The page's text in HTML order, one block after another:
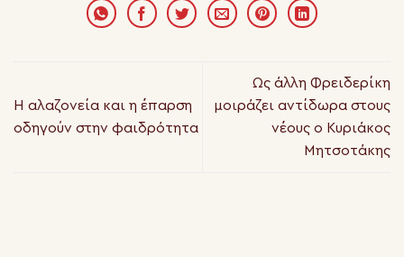
Η αλαζονεία και η έπαρση
οδηγούν στην φαιδρότητα
Ως άλλη Φρειδερίκη
μοιράζει αντίδωρα στους
νέους ο Κυριάκος
Μητσοτάκης